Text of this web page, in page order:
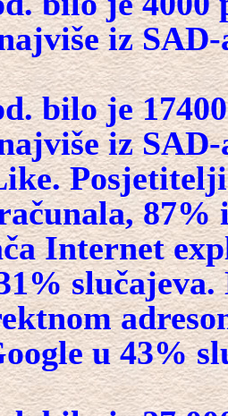
iz SAD-
bilo je
iz
87%
Internet
slučajeva.
u 43%